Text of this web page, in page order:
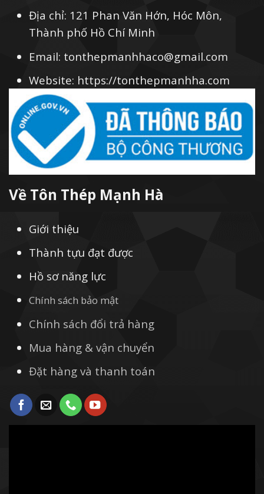
Địa chỉ: 121 Phan Văn Hớn, Hóc Môn,
Thành phố Hồ Chí Minh
Email: tonthepmanhhaco@gmail.com
Website: https://tonthepmanhha.com
Về Tôn Thép Mạnh Hà
Giới thiệu
Thành tựu đạt được
Hồ sơ năng lực
Chính sách bảo mật
Chính sách đổi trả hàng
Mua hàng & vận chuyển
Đặt hàng và thanh toán